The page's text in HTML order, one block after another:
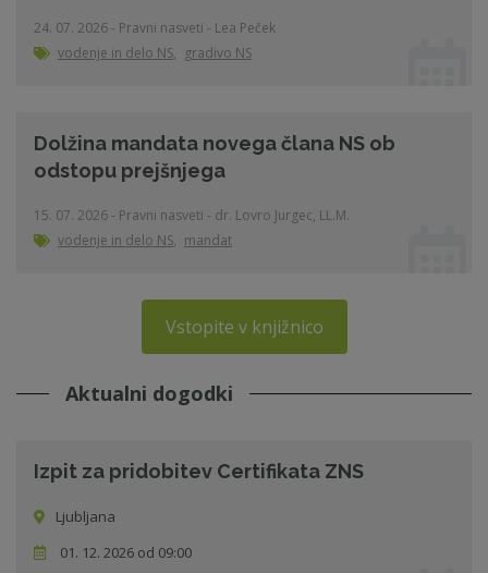
24. 07. 2026 - Pravni nasveti - Lea Peček
vodenje in delo NS, gradivo NS
Dolžina mandata novega člana NS ob
odstopu prejšnjega
15. 07. 2026 - Pravni nasveti - dr. Lovro Jurgec, LL.M.
vodenje in delo NS, mandat
Vstopite v knjižnico
Aktualni dogodki
Izpit za pridobitev Certifikata ZNS
Ljubljana
01. 12. 2026 od 09:00